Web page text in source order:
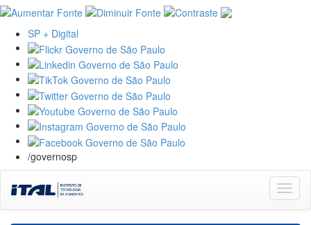
SP + Digital
/governosp
navigation